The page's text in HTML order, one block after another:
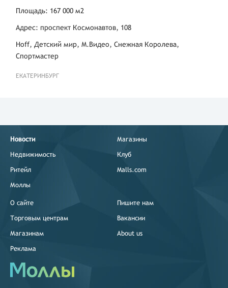
Площадь: 167 000 м2
Адрес: проспект Космонавтов, 108
Hoff, Детский мир, М.Видео, Снежная Королева,
Спортмастер
ЕКАТЕРИНБУРГ
Новости
Недвижимость
Ритейл
Моллы
Магазины
Клуб
Malls.com
О сайте
Торговым центрам
Магазинам
Реклама
Пишите нам
Вакансии
About us